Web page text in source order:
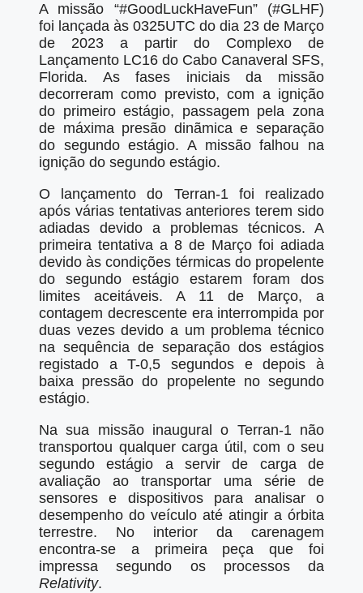
A missão “#GoodLuckHaveFun” (#GLHF)
foi lançada às 0325UTC do dia 23 de Março
de 2023 a partir do Complexo de
Lançamento LC16 do Cabo Canaveral SFS,
Florida. As fases iniciais da missão
decorreram como previsto, com a ignição
do primeiro estágio, passagem pela zona
de máxima presão dinãmica e separação
do segundo estágio. A missão falhou na
ignição do segundo estágio.
O lançamento do Terran-1 foi realizado
após várias tentativas anteriores terem sido
adiadas devido a problemas técnicos. A
primeira tentativa a 8 de Março foi adiada
devido às condições térmicas do propelente
do segundo estágio estarem foram dos
limites aceitáveis. A 11 de Março, a
contagem decrescente era interrompida por
duas vezes devido a um problema técnico
na sequência de separação dos estágios
registado a T-0,5 segundos e depois à
baixa pressão do propelente no segundo
estágio.
Na sua missão inaugural o Terran-1 não
transportou qualquer carga útil, com o seu
segundo estágio a servir de carga de
avaliação ao transportar uma série de
sensores e dispositivos para analisar o
desempenho do veículo até atingir a órbita
terrestre. No interior da carenagem
encontra-se a primeira peça que foi
impressa segundo os processos da
Relativity.